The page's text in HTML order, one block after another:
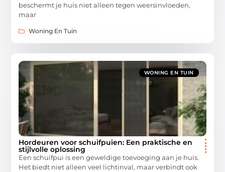
beschermt je huis niet alleen tegen weersinvloeden,
maar
Woning En Tuin
WONING EN TUIN
Hordeuren voor schuifpuien: Een praktische en
stijlvolle oplossing
Een schuifpui is een geweldige toevoeging aan je huis.
Het biedt niet alleen veel lichtinval, maar verbindt ook